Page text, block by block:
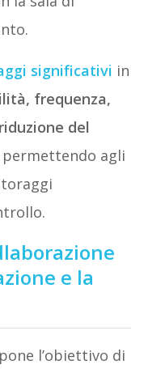
significativi in
frequenza,
del
agli
e la
l’obiettivo di